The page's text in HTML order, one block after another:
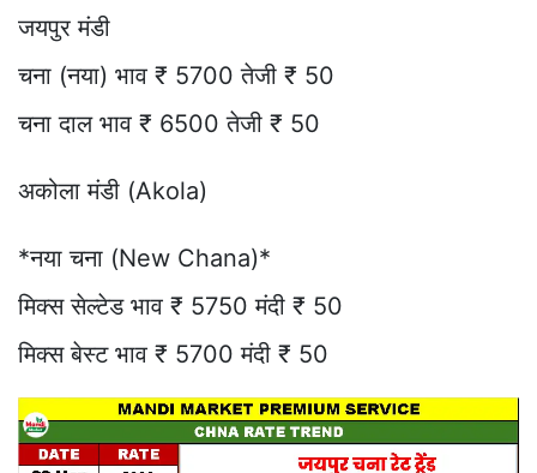
जयपुर मंडी
चना (नया) भाव ₹ 5700 तेजी ₹ 50
चना दाल भाव ₹ 6500 तेजी ₹ 50
अकोला मंडी (Akola)
*नया चना (New Chana)*
मिक्स सेल्टेड भाव ₹ 5750 मंदी ₹ 50
मिक्स बेस्ट भाव ₹ 5700 मंदी ₹ 50